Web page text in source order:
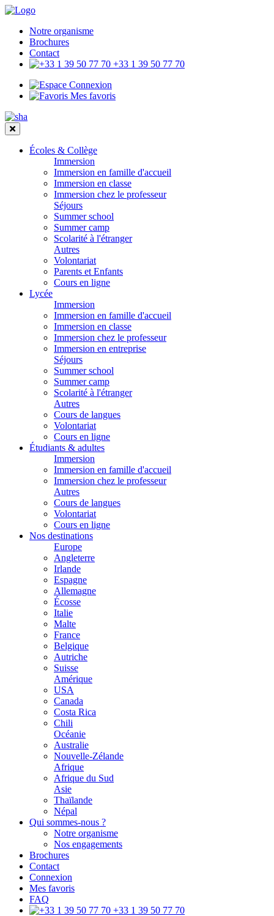
Notre organisme
Brochures
Contact
+33 1 39 50 77 70
Connexion
Mes favoris
Écoles & Collège
Immersion
Immersion en famille d'accueil
Immersion en classe
Immersion chez le professeur
Séjours
Summer school
Summer camp
Scolarité à l'étranger
Autres
Volontariat
Parents et Enfants
Cours en ligne
Lycée
Immersion
Immersion en famille d'accueil
Immersion en classe
Immersion chez le professeur
Immersion en entreprise
Séjours
Summer school
Summer camp
Scolarité à l'étranger
Autres
Cours de langues
Volontariat
Cours en ligne
Étudiants & adultes
Immersion
Immersion en famille d'accueil
Immersion chez le professeur
Autres
Cours de langues
Volontariat
Cours en ligne
Nos destinations
Europe
Angleterre
Irlande
Espagne
Allemagne
Écosse
Italie
Malte
France
Belgique
Autriche
Suisse
Amérique
USA
Canada
Costa Rica
Chili
Océanie
Australie
Nouvelle-Zélande
Afrique
Afrique du Sud
Asie
Thaïlande
Népal
Qui sommes-nous ?
Notre organisme
Nos engagements
Brochures
Contact
Connexion
Mes favoris
FAQ
+33 1 39 50 77 70